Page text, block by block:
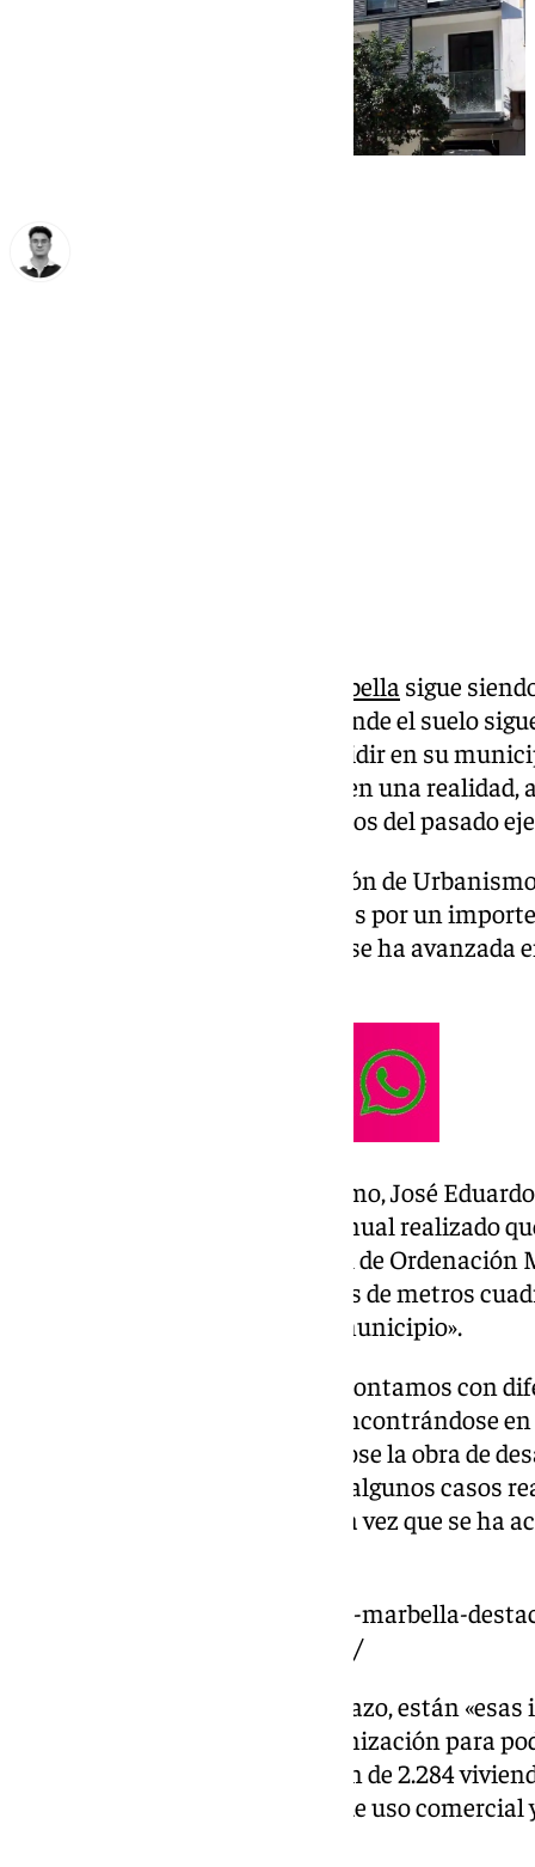
Marbella sigue
imponentes de nuestro país, donde el suelo
fortunas del mundo buscan residir en su
ser una moda para convertirse en una realidad,
consistorio tras ver los resultados del pasado
Tal y como informó la Delegación de
se ha otorgado licencias de obras por un
de euros en 2024, año en el que se ha
Así lo ha explicado el edil del ramo, José
durante el balance de gestión anual realizado
definitivamente el Plan General de
2025, vamos a tener 3,5 millones de metros
desarrollando proyectos en el municipio».
Posteriormente, añadió: «Aquí contamos con
largo plazo, respectivamente, encontrándose
ejecución donde está realizándose la obra de
están tramitando, o incluso en algunos casos
en las parcelas resultantes (una vez que se ha
https://www.101tv.es/204445-2-marbella-
subraya-aumento-censo-oficial/
En segundo lugar, ya a medio plazo, están
tramitando el proyecto de urbanización para
contando aquí con la proyección de 2.284
de 10.114,78 metros cuadrados de uso